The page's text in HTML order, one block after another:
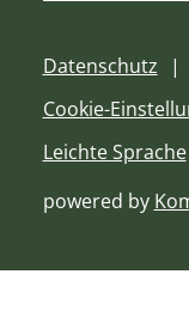
Datenschutz
Cookie-
Leichte Sprache
powered by